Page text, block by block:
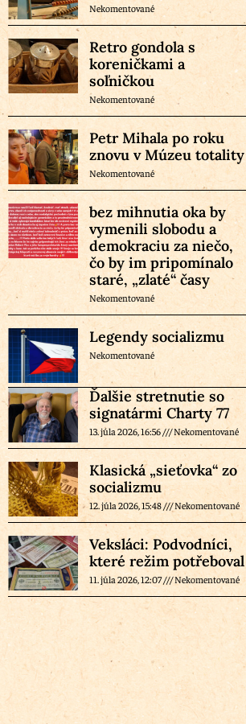
Nekomentované
Retro gondola s
koreničkami a
soľničkou
Nekomentované
Petr Mihala po roku
znovu v Múzeu totality
Nekomentované
bez mihnutia oka by
vymenili slobodu a
demokraciu za niečo,
čo by im pripomínalo
staré, „zlaté“ časy
Nekomentované
Legendy socializmu
Nekomentované
Ďalšie stretnutie so
signatármi Charty 77
13. júla 2026, 16:56 Nekomentované
Klasická „sieťovka“ zo
socializmu
12. júla 2026, 15:48 Nekomentované
Veksláci: Podvodníci,
které režim potřeboval
11. júla 2026, 12:07 Nekomentované